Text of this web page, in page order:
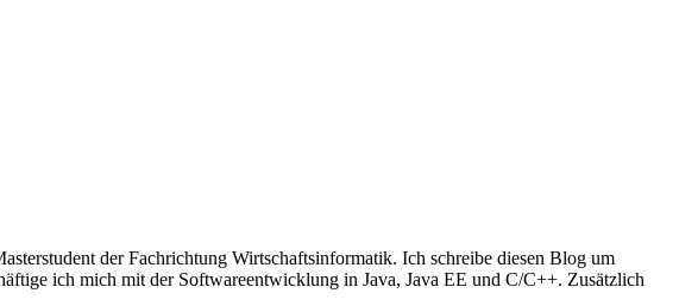
der Fachrichtung Wirtschaftsinformatik. Ich schreibe diesen Blog um
ich mich mit der Softwareentwicklung in Java, Java EE und C/C++. Zusätzlich